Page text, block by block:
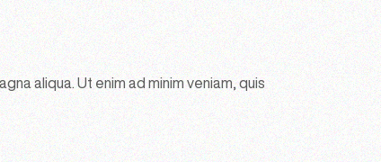
aliqua. Ut enim ad minim veniam, quis